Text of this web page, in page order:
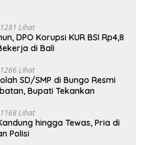
1281 Lihat
DPO Korupsi KUR BSI Rp4,8
di Bali
1266 Lihat
SD/SMP di Bungo Resmi
Bupati Tekankan
1168 Lihat
hingga Tewas, Pria di
Polisi